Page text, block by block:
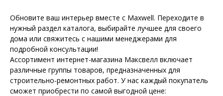
Обновите ваш интерьер вместе с Maxwell. Переходите в
нужный раздел каталога, выбирайте лучшее для своего
дома или свяжитесь с нашими менеджерами для
подробной консультации!
Ассортимент интернет-магазина Максвелл включает
различные группы товаров, предназначенных для
строительно-ремонтных работ. У нас каждый покупатель
сможет приобрести по самой выгодной цене: